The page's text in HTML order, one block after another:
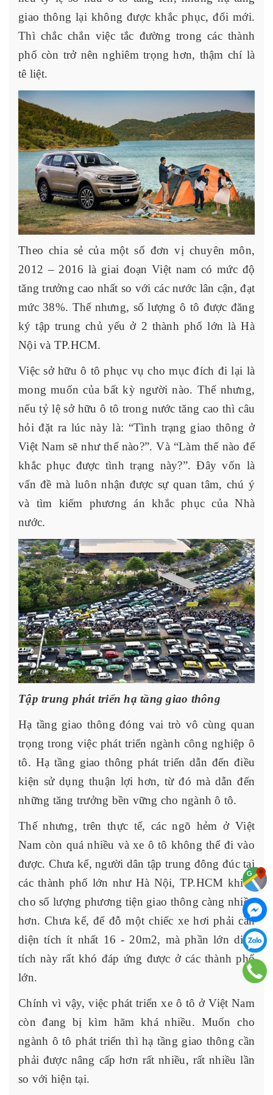
giao thông lại không được khắc phục, đổi mới.
Thì chắc chắn việc tắc đường trong các thành
phố còn trở nên nghiêm trọng hơn, thậm chí là
tê liệt.
Theo chia sẻ của một số đơn vị chuyên môn,
2012 – 2016 là giai đoạn Việt nam có mức độ
tăng trưởng cao nhất so với các nước lân cận, đạt
mức 38%. Thế nhưng, số lượng ô tô được đăng
ký tập trung chủ yếu ở 2 thành phố lớn là Hà
Nội và TP.HCM.
Việc sở hữu ô tô phục vụ cho mục đích đi lại là
mong muốn của bất kỳ người nào. Thế nhưng,
nếu tỷ lệ sở hữu ô tô trong nước tăng cao thì câu
hỏi đặt ra lúc này là: “Tình trạng giao thông ở
Việt Nam sẽ như thế nào?”. Và “Làm thế nào để
khắc phục được tình trạng này?”. Đây vốn là
vấn đề mà luôn nhận được sự quan tâm, chú ý
và tìm kiếm phương án khắc phục của Nhà
nước.
Tập trung phát triển hạ tầng giao thông
Hạ tầng giao thông đóng vai trò vô cùng quan
trọng trong việc phát triển ngành công nghiệp ô
tô. Hạ tầng giao thông phát triển dẫn đến điều
kiện sử dụng thuận lợi hơn, từ đó mà dẫn đến
những tăng trưởng bền vững cho ngành ô tô.
Thế nhưng, trên thực tế, các ngõ hẻm ở Việt
Nam còn quá nhiều và xe ô tô không thể đi vào
được. Chưa kể, người dân tập trung đông đúc tại
các thành phố lớn như Hà Nội, TP.HCM khiến
cho số lượng phương tiện giao thông càng nhiều
hơn. Chưa kể, để đỗ một chiếc xe hơi phải cần
diện tích ít nhất 16 - 20m2, mà phần lớn diện
tích này rất khó đáp ứng được ở các thành phố
lớn.
Chính vì vậy, việc phát triển xe ô tô ở Việt Nam
còn đang bị kìm hãm khá nhiều. Muốn cho
ngành ô tô phát triển thì hạ tầng giao thông cần
phải được nâng cấp hơn rất nhiều, rất nhiều lần
so với hiện tại.